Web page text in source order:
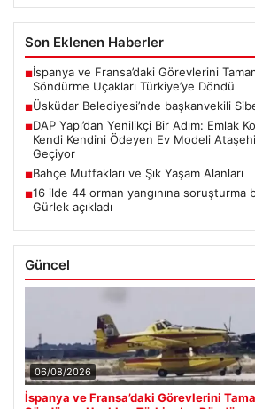
Son Eklenen Haberler
■İspanya ve Fransa’daki Görevlerini
Söndürme Uçakları Türkiye’ye Döndü
■Üsküdar Belediyesi’nde başkanvekili
■DAP Yapı’dan Yenilikçi Bir Adım: Emlak
Kendi Kendini Ödeyen Ev Modeli
Geçiyor
■Bahçe Mutfakları ve Şık Yaşam Alanları
■16 ilde 44 orman yangınına soruşturma
Gürlek açıkladı
Güncel
06/08/2026
İspanya ve Fransa’daki Görevlerini